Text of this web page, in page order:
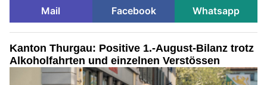
Mail
Facebook Whatsapp
Kanton Thurgau: Positive 1.-August-Bilanz trotz
Alkoholfahrten und einzelnen Verstössen